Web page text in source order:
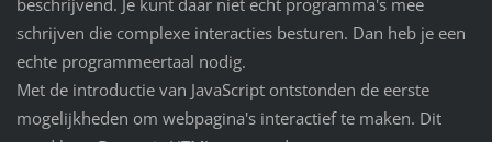
beschrijvend. Je kunt daar niet echt programma's mee
schrijven die complexe interacties besturen. Dan heb je een
echte programmeertaal nodig.
Met de introductie van JavaScript ontstonden de eerste
mogelijkheden om webpagina's interactief te maken. Dit